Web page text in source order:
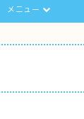
メニュー